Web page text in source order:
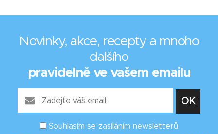
Novinky, akce, recepty a mnoho
dalšího
pravidelně ve vašem emailu
Souhlasím se zasíláním newsletterů